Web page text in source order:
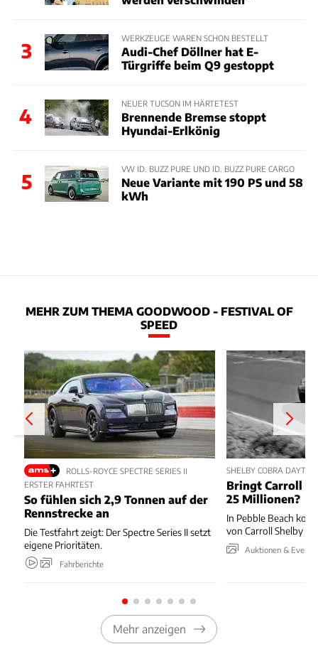
3
WERKZEUGE WAREN SCHON BESTELLT
Audi-Chef Döllner hat E-
Türgriffe beim Q9 gestoppt
4
NEUER TUCSON IM HÄRTETEST
Brennende Bremse stoppt
Hyundai-Erlkönig
5
VW ID. BUZZ PURE UND ID. BUZZ PURE CARGO
Neue Variante mit 190 PS und 58
kWh
MEHR ZUM THEMA GOODWOOD - FESTIVAL OF
SPEED
ROLLS-ROYCE SPECTRE SERIES II
ERSTER FAHRTEST
So fühlen sich 2,9 Tonnen auf der
Rennstrecke an
Die Testfahrt zeigt: Der Spectre Series II setzt
eigene Prioritäten.
Fahrberichte
SHELBY COBRA
Bringt Carroll
25 Millionen?
In Pebble Beach
von Carroll Shelby
Auktionen & Events
Mehr anzeigen